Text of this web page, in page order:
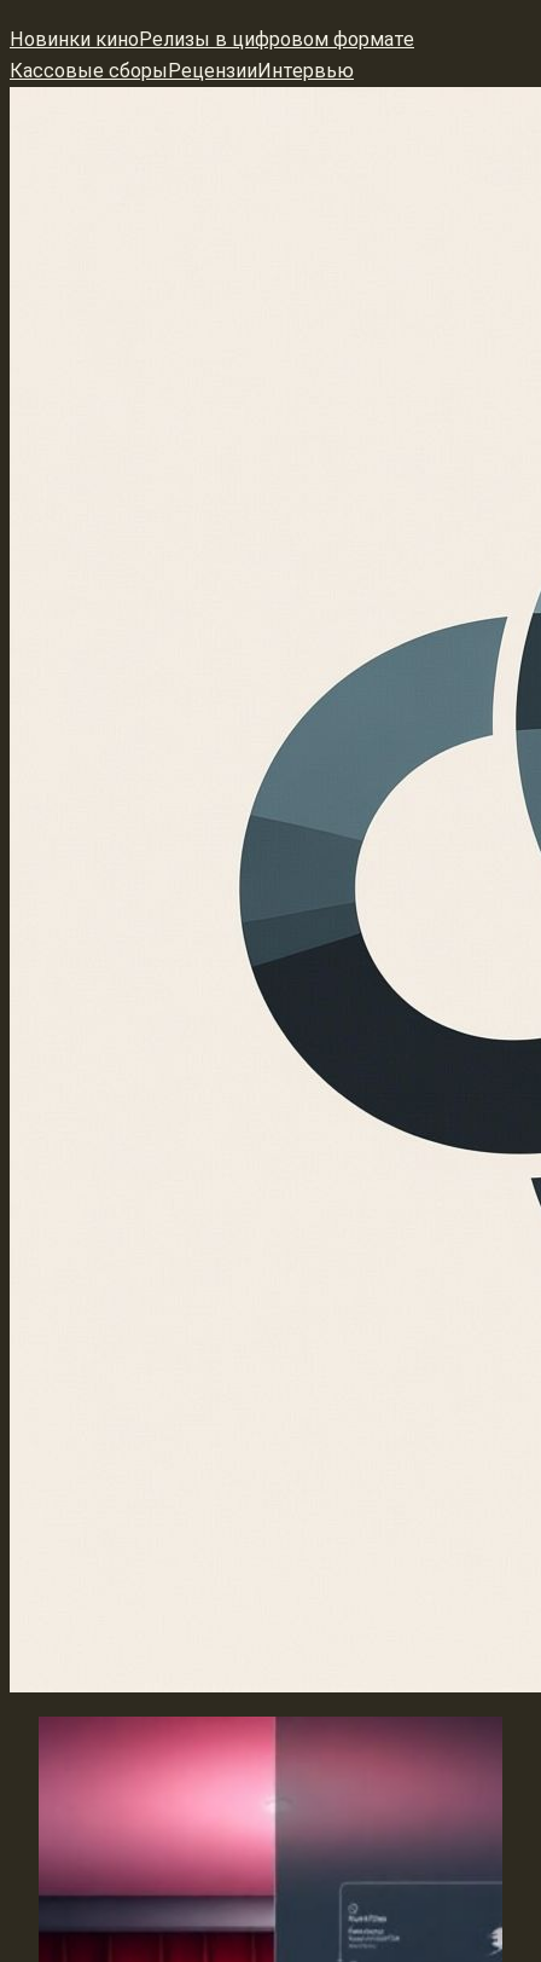
к
содержимому
Новинки киноРелизы в цифровом формате
Кассовые сборыРецензииИнтервью